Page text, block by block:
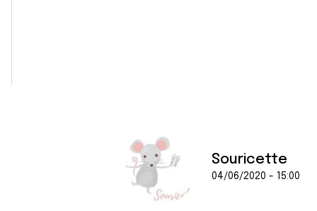
Souricette
04/06/2020 - 15:00